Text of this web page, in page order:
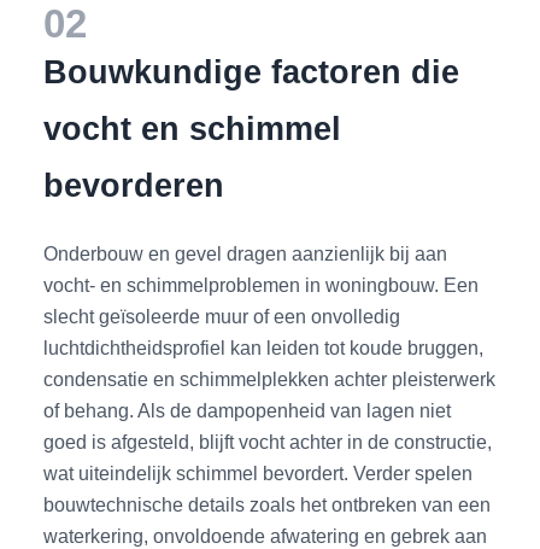
02
Bouwkundige factoren die
vocht en schimmel
bevorderen
Onderbouw en gevel dragen aanzienlijk bij aan
vocht- en schimmelproblemen in woningbouw. Een
slecht geïsoleerde muur of een onvolledig
luchtdichtheidsprofiel kan leiden tot koude bruggen,
condensatie en schimmelplekken achter pleisterwerk
of behang. Als de dampopenheid van lagen niet
goed is afgesteld, blijft vocht achter in de constructie,
wat uiteindelijk schimmel bevordert. Verder spelen
bouwtechnische details zoals het ontbreken van een
waterkering, onvoldoende afwatering en gebrek aan